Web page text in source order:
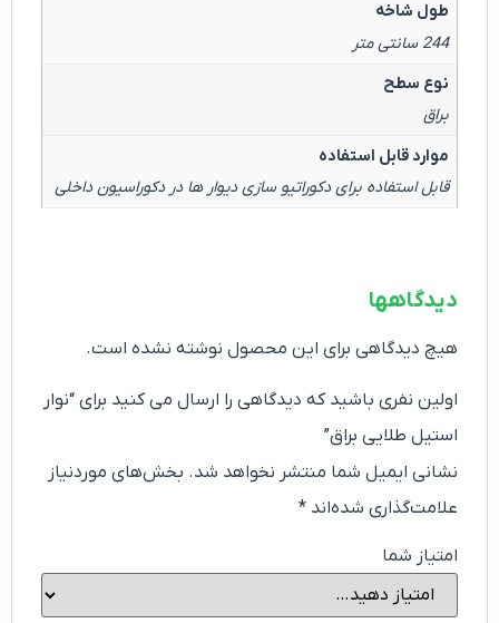
طول شاخه
244 سانتی متر
نوع سطح
براق
موارد قابل استفاده
قابل استفاده برای دکوراتیو سازی دیوار ها در دکوراسیون داخلی
دیدگاهها
هیچ دیدگاهی برای این محصول نوشته نشده است.
اولین نفری باشید که دیدگاهی را ارسال می کنید برای “نوار
استیل طلایی براق”
نشانی ایمیل شما منتشر نخواهد شد. بخش‌های موردنیاز
علامت‌گذاری شده‌اند *
امتیاز شما